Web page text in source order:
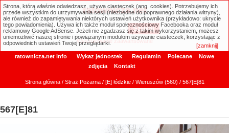
ratownicza.net
Wyszukiwanie zaawansowane
ratownicza.net info Wykaz jednostek Regulamin Polecane
Nowe
zdjęcia
Kontakt
Strona główna/ Straż Pożarna/ [E] łódzkie/ Wieruszów (560) / 567[E]81
567[E]81
Strona, którą właśnie odwiedzasz, używa ciasteczek (ang. cookies). Potrzebujemy ich
przede wszystkim do utrzymywania sesji (niezbędne do poprawnego działania witryny),
ale również do zapamiętywania niektórych ustawień użytkownika (przykładowo: ukrycie
tego powiadomienia). Używa ich także moduł społecznościowy Facebooka oraz moduł
reklamowy Google AdSense. Jeżeli nie zgadzasz się z takim wykorzystaniem, możesz
uniemożliwić naszej stronie i powiązanym modułom używanie ciasteczek, korzystając z
odpowiednich ustawień Twojej przeglądarki.
[zamknij]